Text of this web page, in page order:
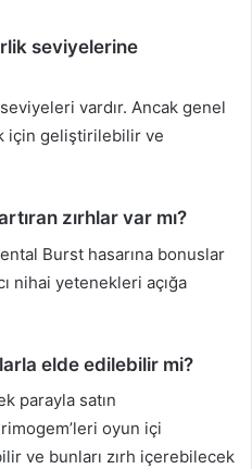
seviyelerine
vardır. Ancak genel
için geliştirilebilir ve
zırhlar var mı?
Burst hasarına bonuslar
nihai yetenekleri açığa
elde edilebilir mi?
parayla satın
oyun içi
ve bunları zırh içerebilecek